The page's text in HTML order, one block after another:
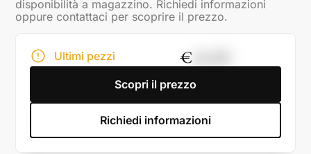
disponibilità a magazzino. Richiedi informazioni
oppure contattaci per scoprire il prezzo.
Ultimi pezzi €
Scopri il prezzo
Richiedi informazioni